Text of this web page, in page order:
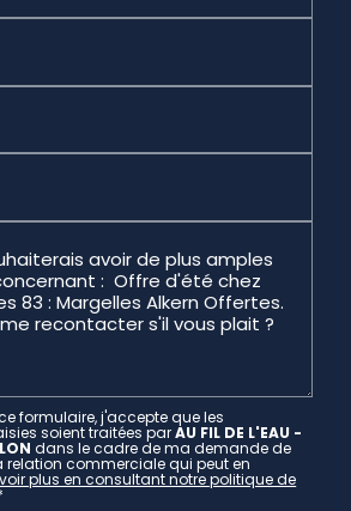
formulaire, j'accepte que les
soient traitées parAU FIL DE L'EAU -
dans le cadre de ma demande de
commerciale qui peut en
plus en consultant notre politique de